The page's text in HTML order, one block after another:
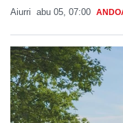
Aiurri abu 05, 07:00